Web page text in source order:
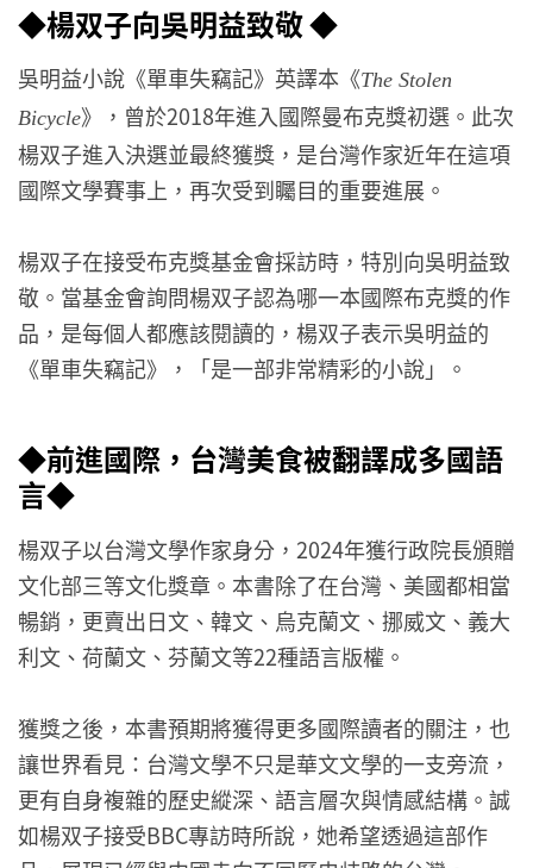
◆楊双子向吳明益致敬 ◆
吳明益小說《單車失竊記》英譯本《The Stolen
Bicycle》，曾於2018年進入國際曼布克獎初選。此次
楊双子進入決選並最終獲獎，是台灣作家近年在這項
國際文學賽事上，再次受到矚目的重要進展。
楊双子在接受布克獎基金會採訪時，特別向吳明益致
敬。當基金會詢問楊双子認為哪一本國際布克獎的作
品，是每個人都應該閱讀的，楊双子表示吳明益的
《單車失竊記》，「是一部非常精彩的小說」。
◆前進國際，台灣美食被翻譯成多國語
言◆
楊双子以台灣文學作家身分，2024年獲行政院長頒贈
文化部三等文化獎章。本書除了在台灣、美國都相當
暢銷，更賣出日文、韓文、烏克蘭文、挪威文、義大
利文、荷蘭文、芬蘭文等22種語言版權。
獲獎之後，本書預期將獲得更多國際讀者的關注，也
讓世界看見：台灣文學不只是華文文學的一支旁流，
更有自身複雜的歷史縱深、語言層次與情感結構。誠
如楊双子接受BBC專訪時所說，她希望透過這部作